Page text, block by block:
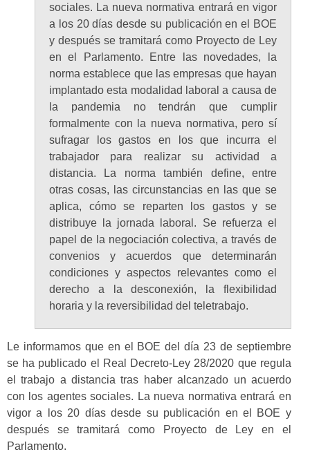
sociales. La nueva normativa entrará en vigor
a los 20 días desde su publicación en el BOE
y después se tramitará como Proyecto de Ley
en el Parlamento. Entre las novedades, la
norma establece que las empresas que hayan
implantado esta modalidad laboral a causa de
la pandemia no tendrán que cumplir
formalmente con la nueva normativa, pero sí
sufragar los gastos en los que incurra el
trabajador para realizar su actividad a
distancia. La norma también define, entre
otras cosas, las circunstancias en las que se
aplica, cómo se reparten los gastos y se
distribuye la jornada laboral. Se refuerza el
papel de la negociación colectiva, a través de
convenios y acuerdos que determinarán
condiciones y aspectos relevantes como el
derecho a la desconexión, la flexibilidad
horaria y la reversibilidad del teletrabajo.
Le informamos que en el BOE del día 23 de septiembre
se ha publicado el Real Decreto-Ley 28/2020 que regula
el trabajo a distancia tras haber alcanzado un acuerdo
con los agentes sociales. La nueva normativa entrará en
vigor a los 20 días desde su publicación en el BOE y
después se tramitará como Proyecto de Ley en el
Parlamento.